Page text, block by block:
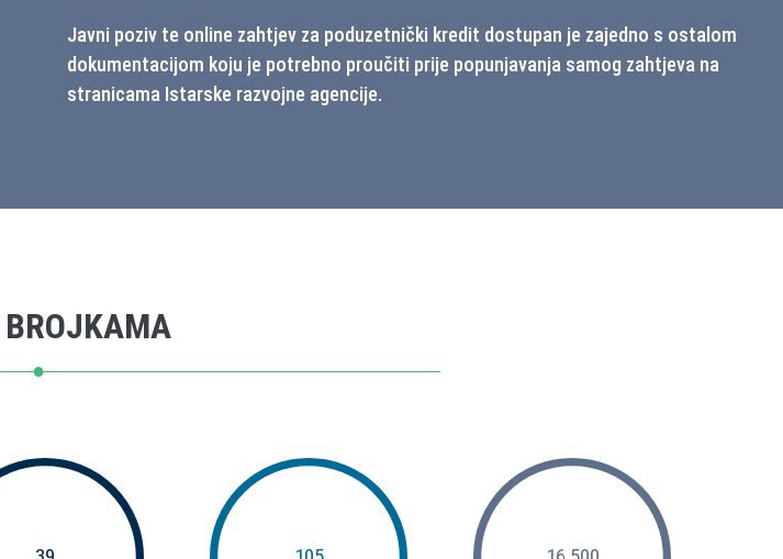
U sklopu natječaja za najbolji EU projekt koju petu godinu zaredom provodi Jutarnji
list, Hrvatska zajednica županija i Ured Europskog parlamenta u Hrvatskoj,
poduzetnički centar Coworking Pula osvojio je prvu nagradu kao najbolji EU projekt u